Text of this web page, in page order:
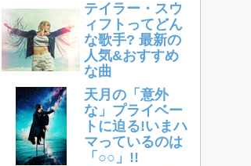
テイラー・スウ
ィフトってどん
な歌手? 最新の
人気&おすすめ
な曲
天月の「意外
な」プライベー
トに迫る!いまハ
マっているのは
「○○」!!